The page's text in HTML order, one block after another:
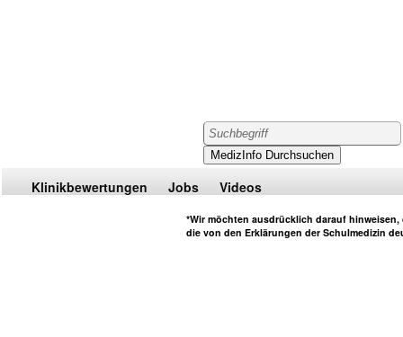
Klinikbewertungen Jobs Videos
*Wir möchten ausdrücklich darauf
die von den Erklärungen der Schulmedizin